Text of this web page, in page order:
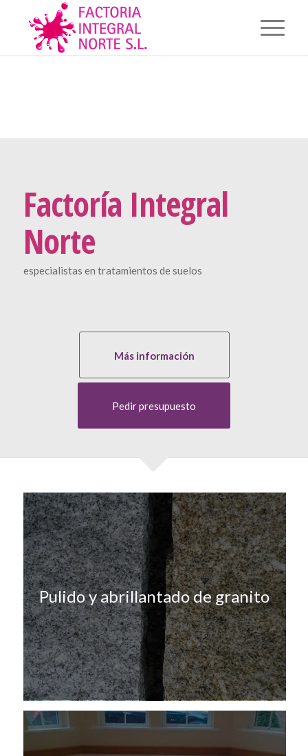
Factoría Integral
Norte
especialistas en tratamientos de suelos
Más información
Pedir presupuesto
Pulido y abrillantado de granito